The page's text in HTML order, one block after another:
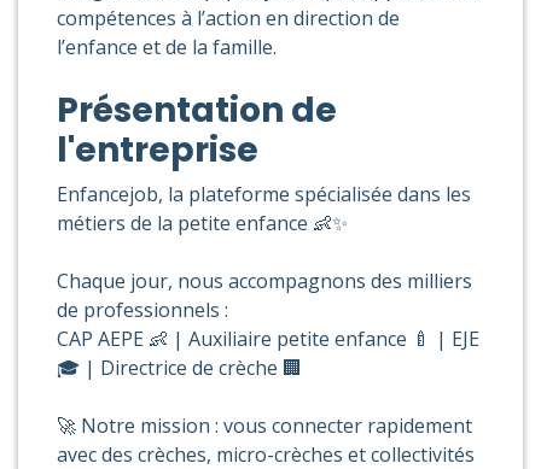
compétences à l’action en direction de
l’enfance et de la famille.
Présentation de
l'entreprise
Enfancejob, la plateforme spécialisée dans les
métiers de la petite enfance 👶✨
Chaque jour, nous accompagnons des milliers
de professionnels :
CAP AEPE 👶 | Auxiliaire petite enfance 🍼 | EJE
🎓 | Directrice de crèche 🏢
🚀 Notre mission : vous connecter rapidement
avec des crèches, micro-crèches et collectivités